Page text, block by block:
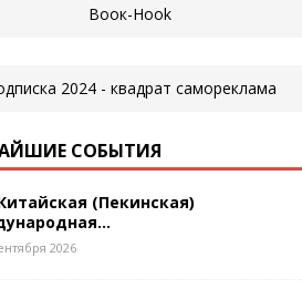
СОБЫТИЯ
(Пекинская)
2026